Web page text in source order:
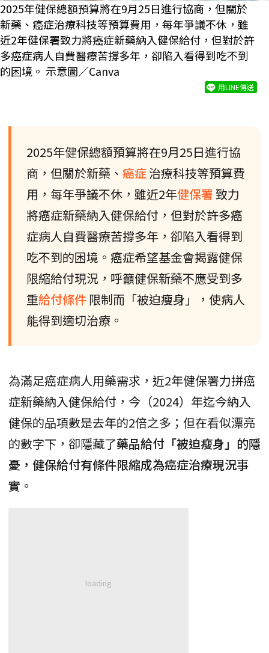
2025年健保總額預算將在9月25日進行協商，但關於
新藥、癌症治療科技等預算費用，每年爭議不休，雖
近2年健保署致力將癌症新藥納入健保給付，但對於許
多癌症病人自費醫療苦撐多年，卻陷入看得到吃不到
的困境。 示意圖／Canva
用LINE傳送
2025年健保總額預算將在9月25日進行協
商，但關於新藥、 癌症治療科技等預算費
用，每年爭議不休，雖近2年健保署致力
將癌症新藥納入健保給付，但對於許多癌
症病人自費醫療苦撐多年，卻陷入看得到
吃不到的困境。癌症希望基金會揭露健保
限縮給付現況，呼籲健保新藥不應受到多
重給付條件限制而「被迫瘦身」，使病人
能得到適切治療。
為滿足癌症病人用藥需求，近2年健保署力拼癌
症新藥納入健保給付，今（2024）年迄今納入
健保的品項數是去年的2倍之多；但在看似漂亮
的數字下，卻隱藏了藥品給付「被迫瘦身」的隱
憂，健保給付有條件限縮成為癌症治療現況事
實 。